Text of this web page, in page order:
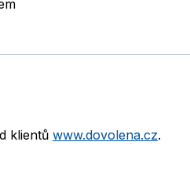
klientů www.dovolena.cz.